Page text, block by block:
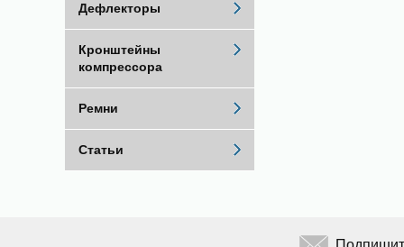
Дефлекторы
Кронштейны
компрессора
Ремни
Статьи